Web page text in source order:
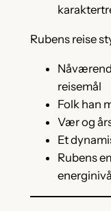
Rubens reise
reisemål
Folk han
Vær og
Et
Rubens